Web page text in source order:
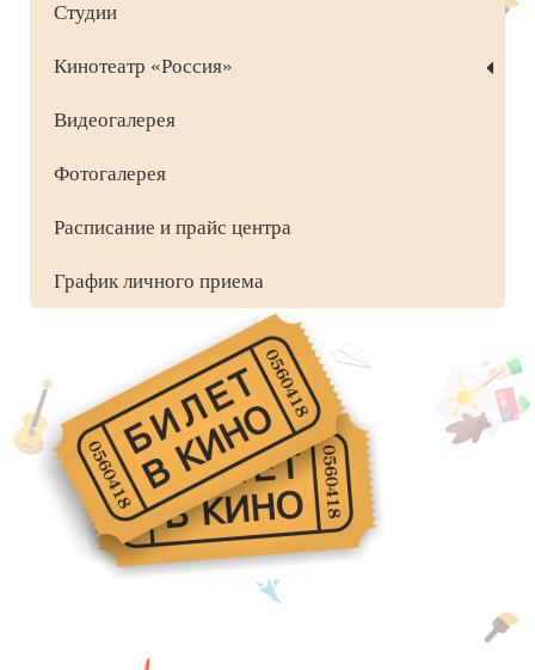
Студии
Кинотеатр «Россия»
Видеогалерея
Фотогалерея
Расписание и прайс центра
График личного приема